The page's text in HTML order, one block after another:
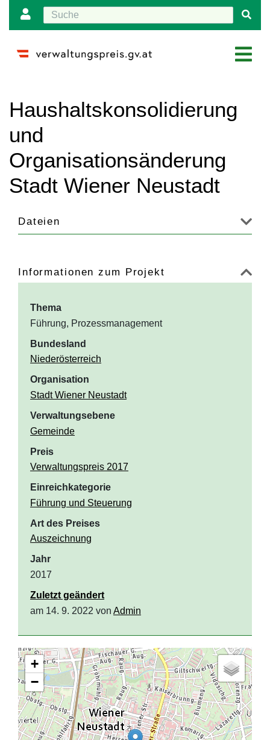
Haushaltskonsolidierung
und
Organisationsänderung
Stadt Wiener Neustadt
Dateien
Informationen zum Projekt
Thema
Führung, Prozessmanagement
Bundesland
Niederösterreich
Organisation
Stadt Wiener Neustadt
Verwaltungsebene
Gemeinde
Preis
Verwaltungspreis 2017
Einreichkategorie
Führung und Steuerung
Art des Preises
Auszeichnung
Jahr
2017
Zuletzt geändert
am 14. 9. 2022 von Admin
+
−